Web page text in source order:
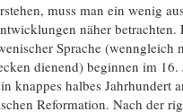
muss man ein wenig
näher betrachten.
Sprache (wenngleich
dienend) beginnen im 16.
knappes halbes Jahrhundert
Reformation. Nach der